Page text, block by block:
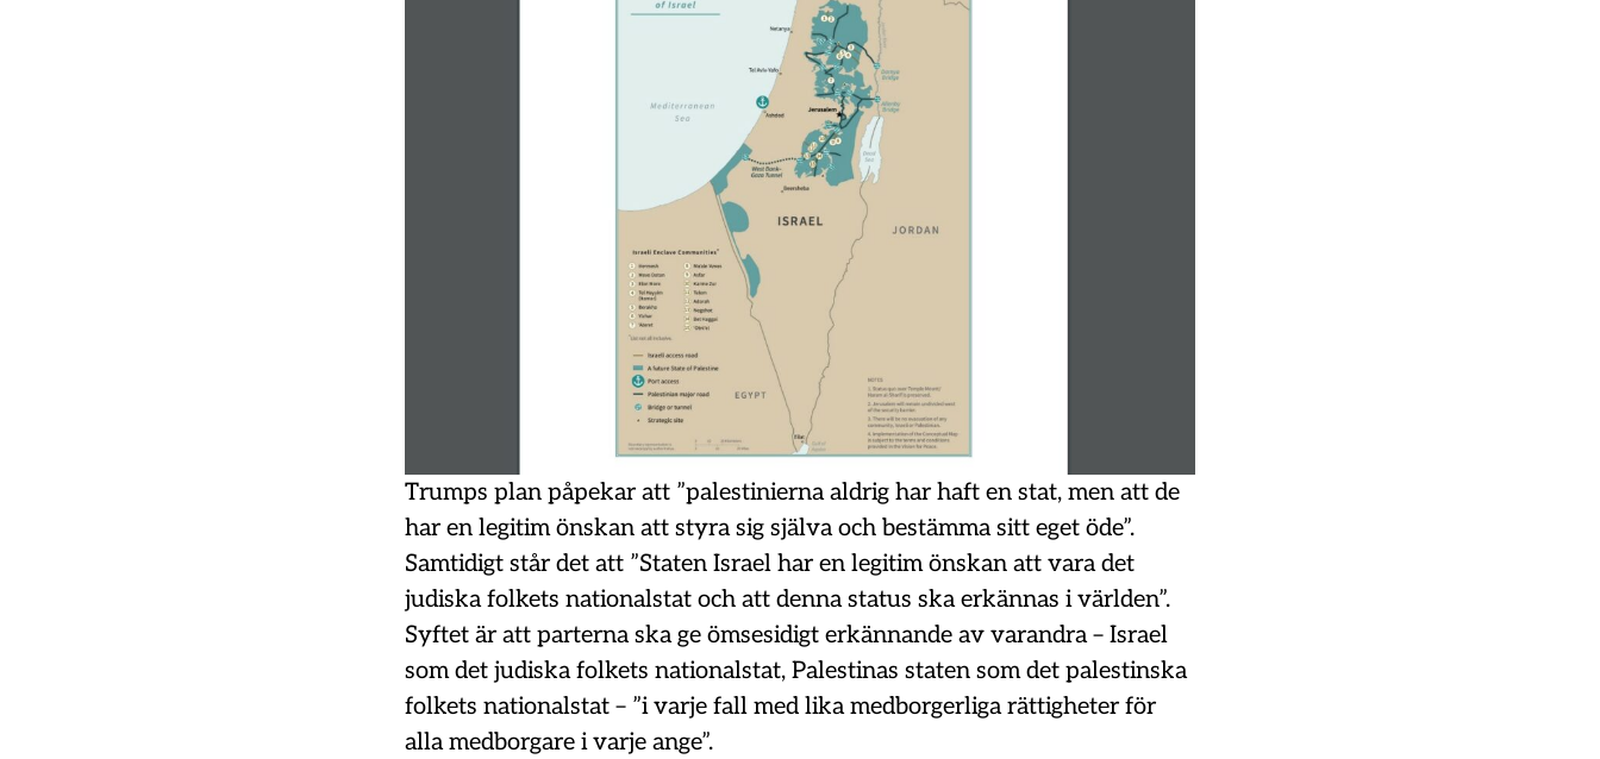
Trumps plan påpekar att ”palestinierna aldrig har haft en stat, men att de
har en legitim önskan att styra sig själva och bestämma sitt eget öde”.
Samtidigt står det att ”Staten Israel har en legitim önskan att vara det
judiska folkets nationalstat och att denna status ska erkännas i världen”.
Syftet är att parterna ska ge ömsesidigt erkännande av varandra – Israel
som det judiska folkets nationalstat, Palestinas staten som det palestinska
folkets nationalstat – ”i varje fall med lika medborgerliga rättigheter för
alla medborgare i varje ange”.